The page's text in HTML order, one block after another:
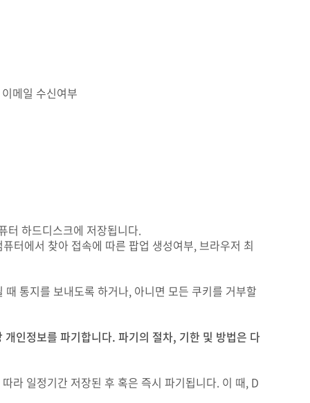
메일 수신여부
터 하드디스크에 저장됩니다.
터에서 찾아 접속에 따른 팝업 생성여부, 브라우저 최
통지를 보내도록 하거나, 아니면 모든 쿠키를 거부할
인정보를 파기합니다. 파기의 절차, 기한 및 방법은 다
라 일정기간 저장된 후 혹은 즉시 파기됩니다. 이 때, D